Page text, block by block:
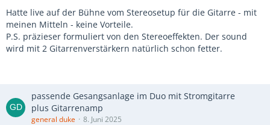
Hatte live auf der Bühne vom Stereosetup für die Gitarre - mit
meinen Mitteln - keine Vorteile.
P.S. präzieser formuliert von den Stereoeffekten. Der sound
wird mit 2 Gitarrenverstärkern natürlich schon fetter.
passende Gesangsanlage im Duo mit Stromgitarre
plus Gitarrenamp
general duke 8. Juni 2025